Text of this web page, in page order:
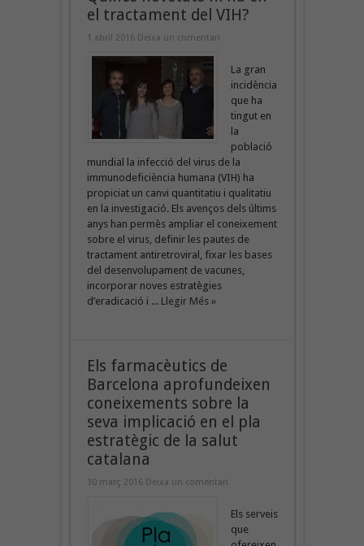
el tractament del VIH?
1 abril 2016 Deixa un comentari
La gran
incidència
que ha
tingut en
la
població
mundial la infecció del virus de la
immunodeficiència humana (VIH) ha
propiciat un canvi quantitatiu i qualitatiu
en la investigació. Els avenços dels últims
anys han permès ampliar el coneixement
sobre el virus, definir les pautes de
tractament antiretroviral, fixar les bases
del desenvolupament de vacunes,
incorporar noves estratègies
d’eradicació i ... Llegir Més »
Els farmacèutics de
Barcelona aprofundeixen
coneixements sobre la
seva implicació en el pla
estratègic de la salut
catalana
30 març 2016 Deixa un comentari
Els serveis
que